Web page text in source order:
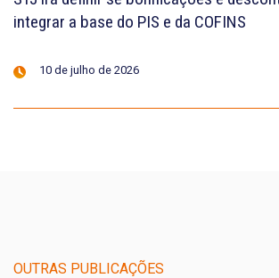
integrar a base do PIS e da COFINS
10 de julho de 2026
OUTRAS PUBLICAÇÕES